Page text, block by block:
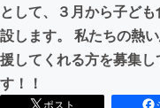
まちづくり
CAMPFIREふる
として、３月から子ど
設します。 私たちの熱
援してくれる方を募集し
す！！
ポスト